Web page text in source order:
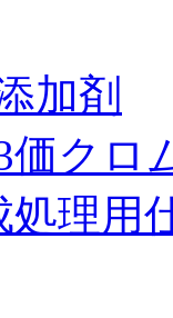
加剤
価クロ
理用